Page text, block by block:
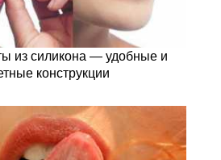
из силикона — удобные и
конструкции